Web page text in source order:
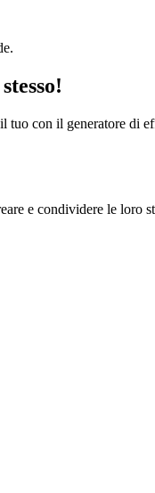
tuo con il generatore
e condividere le loro